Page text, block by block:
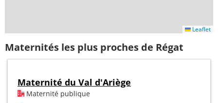
Leaflet
Maternités les plus proches de Régat
Maternité du Val d'Ariège
Maternité publique